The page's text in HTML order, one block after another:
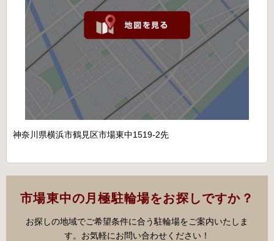
神奈川県横浜市鶴見区市場東中1519-2先
市場東中の月極駐輪場をお探しですか？
お探しの地域でご希望条件に合う駐輪場をご案内いたしま
す。お気軽にお問い合わせください！